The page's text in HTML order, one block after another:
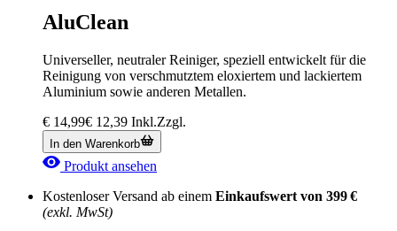
AluClean
Universeller, neutraler Reiniger, speziell entwickelt für die
Reinigung von verschmutztem eloxiertem und lackiertem
Aluminium sowie anderen Metallen.
€ 14,99€ 12,39 Inkl.Zzgl.
In den Warenkorb
Produkt ansehen
Kostenloser Versand ab einem Einkaufswert von 399 €
(exkl. MwSt)